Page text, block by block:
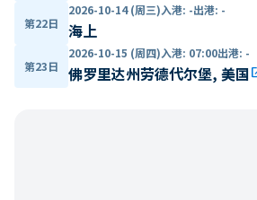
第22日
2026-10-14 (周三)入港: -出港: -
海上
第23日
2026-10-15 (周四)入港: 07:00出港: -
佛罗里达州劳德代尔堡, 美国